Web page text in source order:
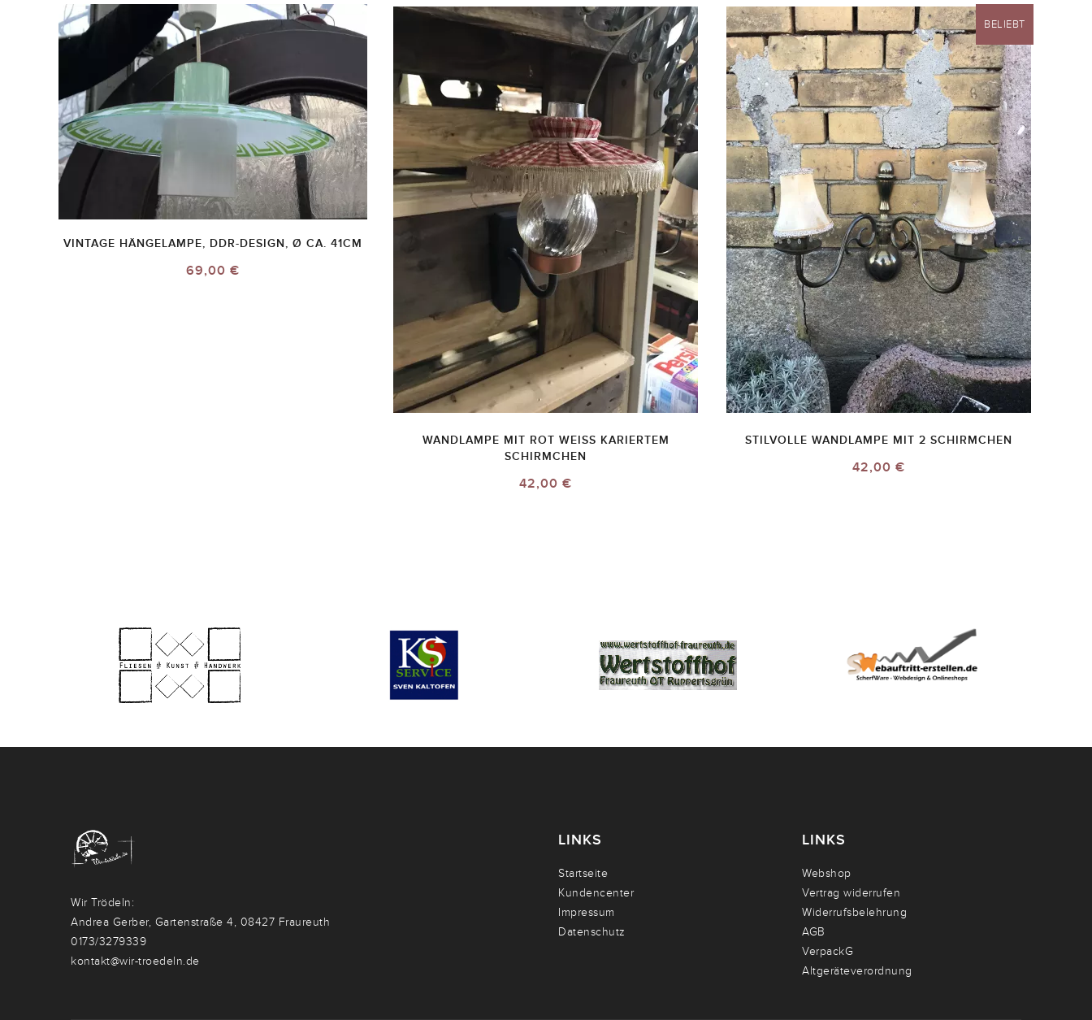
VINTAGE HÄNGELAMPE, DDR-DESIGN, Ø CA. 41CM
69,00 €
WANDLAMPE MIT ROT WEISS KARIERTEM S
CHIRMCHEN
42,00 €
BELIEBT
STILVOLLE WANDLAMPE MIT 2 SCHIRMCHEN
42,00 €
Wir Trödeln:
Andrea Gerber, Gartenstraße 4, 08427 Fraureuth
0173/3279339
kontakt@wir-troedeln.de
LINKS
Startseite
Kundencenter
Impressum
Datenschutz
LINKS
Webshop
Vertrag widerrufen
Widerrufsbelehrung
AGB
VerpackG
Altgeräteverordnung